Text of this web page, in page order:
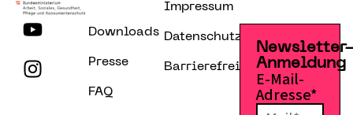
Downloads
Presse
FAQ
Impressum
Datenschutzerklärung
Barrierefreiheitserklärung
Anmeldung
E-Mail-
Adresse*